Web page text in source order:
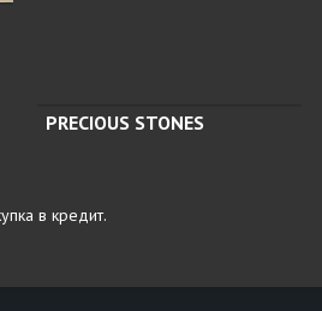
PRECIOUS STONES
в кредит.